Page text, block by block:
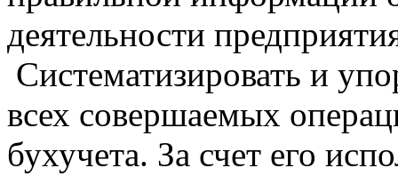
деятельности
Систематизировать и
всех совершаемых
бухучета. За счет его